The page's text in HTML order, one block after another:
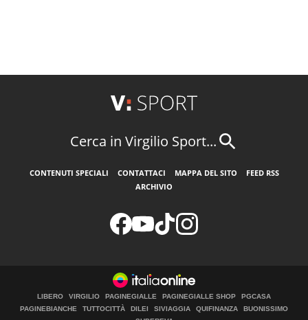
Cerca in Virgilio Sport...
CONTENUTI SPECIALI CONTATTACI MAPPA DEL SITO
FEED RSS
ARCHIVIO
LIBERO VIRGILIO PAGINEGIALLE PAGINEGIALLE SHOP
PGCASA
PAGINEBIANCHE
TUTTOCITTÀ DILEI SIVIAGGIA QUIFINANZA
BUONISSIMO